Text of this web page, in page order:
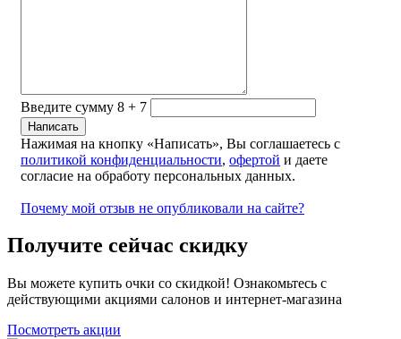
Введите сумму 8 + 7
Нажимая на кнопку «Написать», Вы соглашаетесь с
политикой конфиденциальности, офертой и даете
согласие на обработу персональных данных.
Почему мой отзыв не опубликовали на сайте?
Получите сейчас скидку
Вы можете купить очки со скидкой! Ознакомьтесь с
действующими акциями салонов и интернет-магазина
Посмотреть акции